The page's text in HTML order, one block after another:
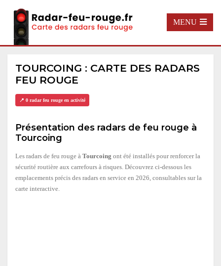
MENU
TOURCOING : CARTE DES RADARS
FEU ROUGE
📍 0 radar feu rouge en activité
Présentation des radars de feu rouge à
Tourcoing
Les radars de feu rouge à Tourcoing ont été installés pour renforcer la
sécurité routière aux carrefours à risques. Découvrez ci-dessous les
emplacements précis des radars en service en 2026, consultables sur la
carte interactive.